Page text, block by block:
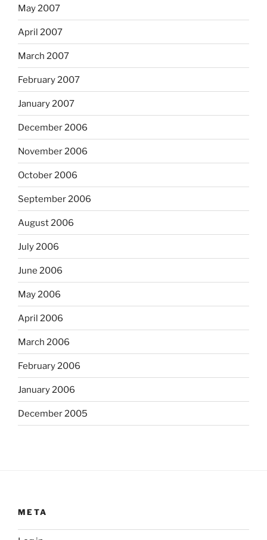
May 2007
April 2007
March 2007
February 2007
January 2007
December 2006
November 2006
October 2006
September 2006
August 2006
July 2006
June 2006
May 2006
April 2006
March 2006
February 2006
January 2006
December 2005
META